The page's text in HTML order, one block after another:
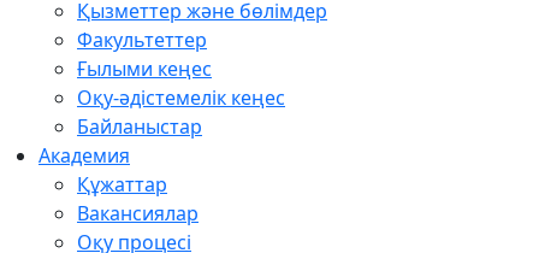
Қызметтер және бөлімдер
Факультеттер
Ғылыми кеңес
Оқу-әдістемелік кеңес
Байланыстар
Академия
Құжаттар
Вакансиялар
Оқу процесі